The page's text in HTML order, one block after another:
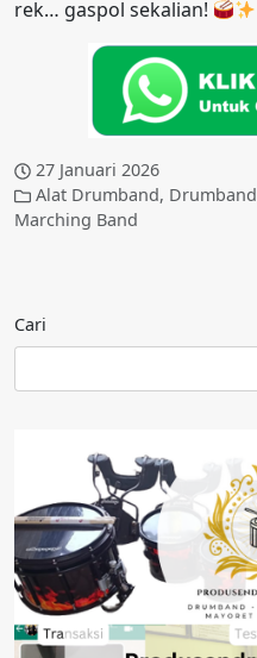
rek… gaspol sekalian!
27 Januari 2026
Alat Drumband, Drumband
Marching Band
Cari